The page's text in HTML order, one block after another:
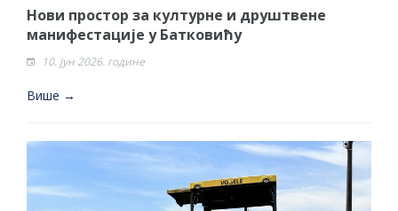
Нови простор за културне и друштвене
манифестације у Батковићу
10. јун 2026. године
Више →